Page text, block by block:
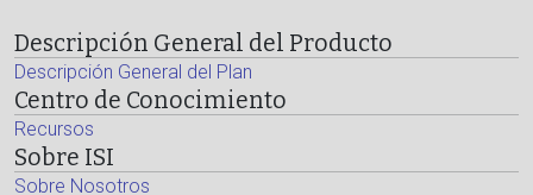
Descripción General del Producto
Descripción General del Plan
Centro de Conocimiento
Recursos
Sobre ISI
Sobre Nosotros